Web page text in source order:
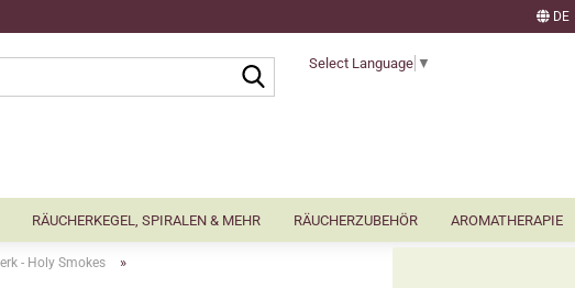
DE
Suche...Select Language ▼
RÄUCHERKEGEL, SPIRALEN & MEHR RÄUCHERZUBEHÖR AROMATHERAPIE
- Holy Smokes »